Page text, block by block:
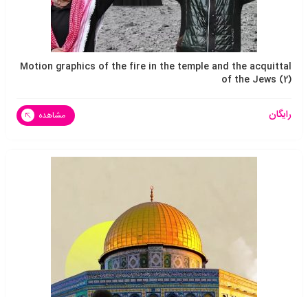
Motion graphics of the fire in the temple and the acquittal
of the Jews (2)
رایگان مشاهده